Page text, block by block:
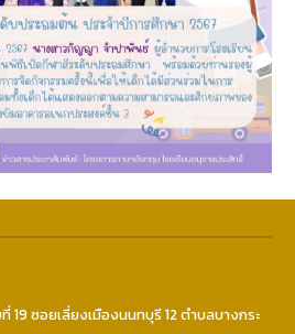
19ซอยเลี่ยงเมืองนนทบุรี 12 ตำบลบางกระ